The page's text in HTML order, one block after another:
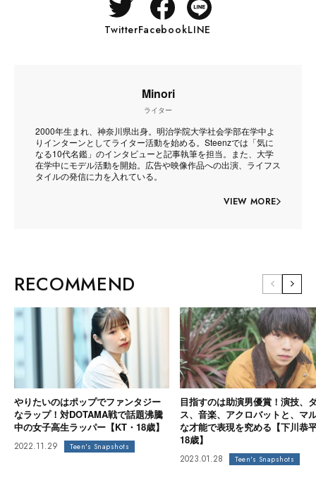
TwitterFacebookLINE
Minori
ライター
2000年生まれ、神奈川県出身。明治学院大学社会学部在学中よ
りインターンとしてライター活動を始める。Steenzでは「気に
なる10代名鑑」のインタビューと記事執筆を担当。また、大学
在学中にモデル活動を開始。広告や映像作品への出演、ライフス
タイルの発信に力を入れている。
VIEW MORE
RECOMMEND
やりたいのはポップでファンタジー
なラップ！対DOTAMA戦で話題沸騰
中の女子高生ラッパー【KT・18歳】
2022.11.29 Teen's Snapshots
目指すのは助演男優賞！演技、
ス、音楽、アクロバットと、マ
な才能で表現を究める【下川恭
18歳】
2023.01.28 Teen's Snapshots